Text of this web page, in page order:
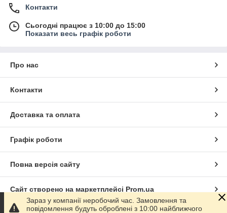
Контакти
Сьогодні працює з 10:00 до 15:00
Показати весь графік роботи
Про нас
Контакти
Доставка та оплата
Графік роботи
Повна версія сайту
Сайт створено на маркетплейсі Prom.ua
Зараз у компанії неробочий час. Замовлення та
повідомлення будуть оброблені з 10:00 найближчого